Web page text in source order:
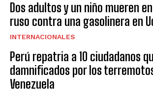
Dos adultos y un niño mueren
ruso contra una gasolinera en
INTERNACIONALES
Perú repatria a 10 ciudadanos
damnificados por los
Venezuela